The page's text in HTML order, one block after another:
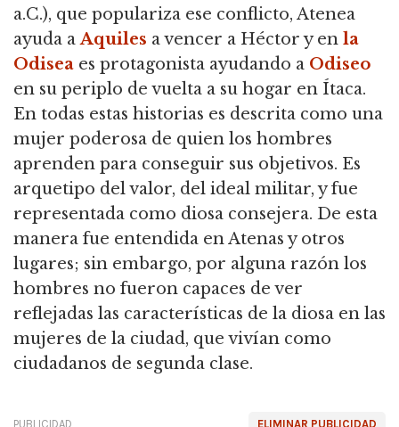
a.C.), que populariza ese conflicto, Atenea
ayuda aAquiles a vencer a Héctor y en la
Odisea es protagonista ayudando a Odiseo
en su periplo de vuelta a su hogar en Ítaca.
En todas estas historias es descrita como una
mujer poderosa de quien los hombres
aprenden para conseguir sus objetivos. Es
arquetipo del valor, del ideal militar, y fue
representada como diosa consejera. De esta
manera fue entendida en Atenas y otros
lugares; sin embargo, por alguna razón los
hombres no fueron capaces de ver
reflejadas las características de la diosa en las
mujeres de la ciudad, que vivían como
ciudadanos de segunda clase.
ELIMINAR PUBLICIDAD
PUBLICIDAD